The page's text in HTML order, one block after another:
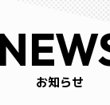
お知らせ